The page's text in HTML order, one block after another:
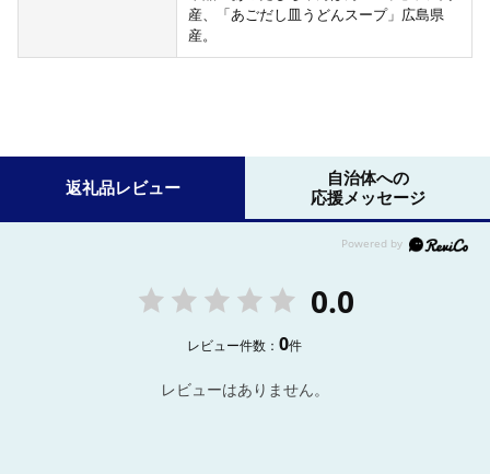
産、「あごだし皿うどんスープ」広島県
産。
返礼品レビュー
自治体への
応援メッセージ
0.0
レビュー件数：0件
レビューはありません。